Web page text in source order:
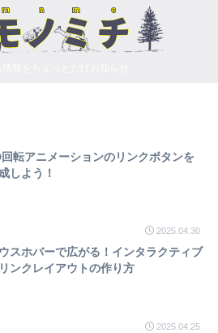
転アニメーションのリンクボタンを
しよう！
2025.04.30
スホバーで広がる！インタラクティブ
ンクレイアウトの作り方
2025.04.25